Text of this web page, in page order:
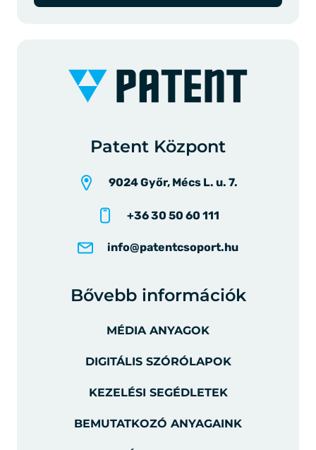
Patent Központ
9024 Győr, Mécs L. u. 7.
+36 30 50 60 111
info@patentcsoport.hu
Bővebb információk
MÉDIA ANYAGOK
DIGITÁLIS SZÓRÓLAPOK
KEZELÉSI SEGÉDLETEK
BEMUTATKOZÓ ANYAGAINK